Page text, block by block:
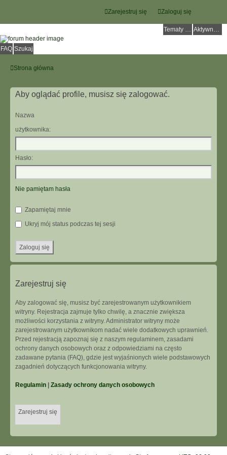
Zaloguj się
Zarejestruj się
Tematy bez odpowiedzi Aktywne tematy
FAQ Szukaj
Strona główna
Aby oglądać profile, musisz się zalogować.
Nazwa
użytkownika:
Hasło:
Nie pamiętam hasła
Zapamiętaj mnie
Ukryj mój status podczas tej sesji
Zarejestruj się
Aby zalogować się, musisz być zarejestrowanym użytkownikiem
witryny. Rejestracja zajmuje tylko chwilę, a znacznie zwiększa
możliwości korzystania z witryny. Administrator witryny może
zarejestrowanym użytkownikom nadać wiele dodatkowych uprawnień.
Przed rejestracją zapoznaj się z naszym regulaminem, zasadami
ochrony danych osobowych oraz z odpowiedziami na często
zadawane pytania (FAQ), gdzie jest wyjaśnionych wiele podstawowych
zagadnień dotyczących funkcjonowania witryny.
Regulamin Zasady ochrony danych osobowych
Zarejestruj się